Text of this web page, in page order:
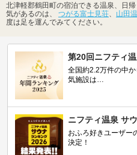
北津軽郡鶴田町の宿泊できる温泉、日
気があるのは、 つがる富士見荘 山田
度は足を運んでみてください。
第20回ニフティ
全国約2.2万件の中
気施設は…
ニフティ温泉 サ
おふろ好きユーザー
決定！